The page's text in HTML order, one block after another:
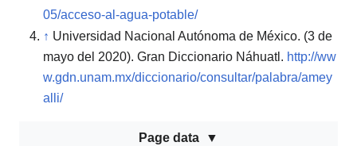
05/acceso-al-agua-potable/
↑ Universidad Nacional Autónoma de México. (3 de
mayo del 2020). Gran Diccionario Náhuatl. http://ww
w.gdn.unam.mx/diccionario/consultar/palabra/amey
alli/
Page data